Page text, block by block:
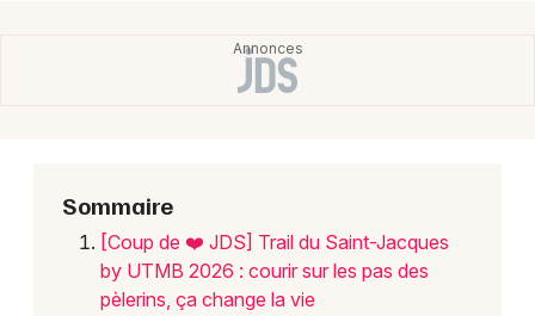
Je m'abonne
Sommaire
[Coup de ❤️ JDS] Trail du Saint-Jacques
by UTMB 2026 : courir sur les pas des
pèlerins, ça change la vie